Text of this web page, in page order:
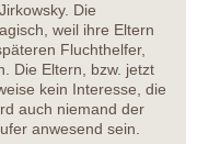
Die
weil ihre Eltern
Fluchthelfer,
Die Eltern, bzw. jetzt
kein Interesse, die
auch niemand der
anwesend sein.